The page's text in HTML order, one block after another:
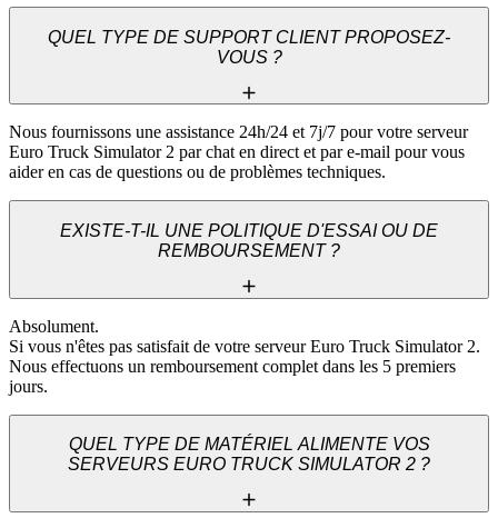
QUEL TYPE DE SUPPORT CLIENT PROPOSEZ-
VOUS ?
Nous fournissons une assistance 24h/24 et 7j/7 pour votre serveur
Euro Truck Simulator 2 par chat en direct et par e-mail pour vous
aider en cas de questions ou de problèmes techniques.
EXISTE-T-IL UNE POLITIQUE D'ESSAI OU DE
REMBOURSEMENT ?
Absolument.
Si vous n'êtes pas satisfait de votre serveur Euro Truck Simulator 2.
Nous effectuons un remboursement complet dans les 5 premiers
jours.
QUEL TYPE DE MATÉRIEL ALIMENTE VOS
SERVEURS EURO TRUCK SIMULATOR 2 ?